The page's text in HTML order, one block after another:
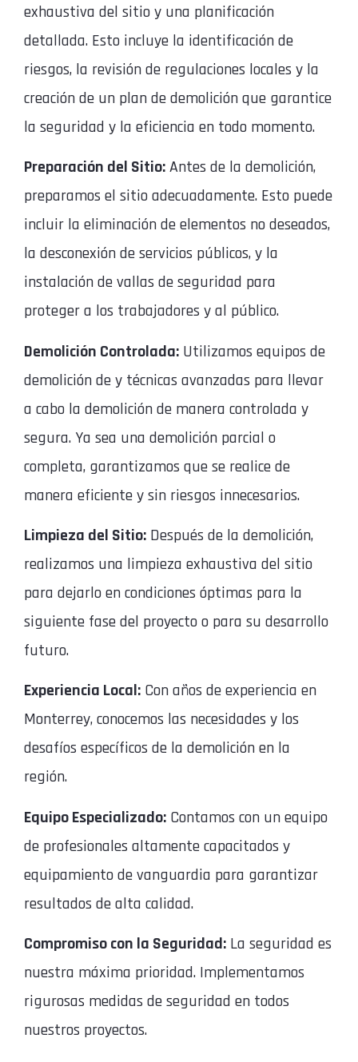
exhaustiva del sitio y una planificación
detallada. Esto incluye la identificación de
riesgos, la revisión de regulaciones locales y la
creación de un plan de demolición que garantice
la seguridad y la eficiencia en todo momento.
Preparación del Sitio:Antes de la demolición,
preparamos el sitio adecuadamente. Esto puede
incluir la eliminación de elementos no deseados,
la desconexión de servicios públicos, y la
instalación de vallas de seguridad para
proteger a los trabajadores y al público.
Demolición Controlada: Utilizamos equipos de
demolición de y técnicas avanzadas para llevar
a cabo la demolición de manera controlada y
segura. Ya sea una demolición parcial o
completa, garantizamos que se realice de
manera eficiente y sin riesgos innecesarios.
Limpieza del Sitio: Después de la demolición,
realizamos una limpieza exhaustiva del sitio
para dejarlo en condiciones óptimas para la
siguiente fase del proyecto o para su desarrollo
futuro.
Experiencia Local: Con años de experiencia en
Monterrey, conocemos las necesidades y los
desafíos específicos de la demolición en la
región.
Equipo Especializado: Contamos con un equipo
de profesionales altamente capacitados y
equipamiento de vanguardia para garantizar
resultados de alta calidad.
Compromiso con la Seguridad: La seguridad es
nuestra máxima prioridad. Implementamos
rigurosas medidas de seguridad en todos
nuestros proyectos.